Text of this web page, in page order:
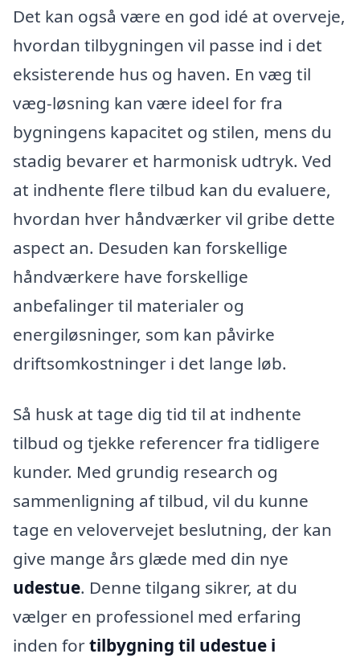
Det kan også være en god idé at overveje,
hvordan tilbygningen vil passe ind i det
eksisterende hus og haven. En væg til
væg-løsning kan være ideel for fra
bygningens kapacitet og stilen, mens du
stadig bevarer et harmonisk udtryk. Ved
at indhente flere tilbud kan du evaluere,
hvordan hver håndværker vil gribe dette
aspect an. Desuden kan forskellige
håndværkere have forskellige
anbefalinger til materialer og
energiløsninger, som kan påvirke
driftsomkostninger i det lange løb.
Så husk at tage dig tid til at indhente
tilbud og tjekke referencer fra tidligere
kunder. Med grundig research og
sammenligning af tilbud, vil du kunne
tage en velovervejet beslutning, der kan
give mange års glæde med din nye
udestue. Denne tilgang sikrer, at du
vælger en professionel med erfaring
inden fortilbygning til udestue i